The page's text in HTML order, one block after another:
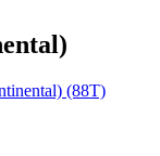
(88T)